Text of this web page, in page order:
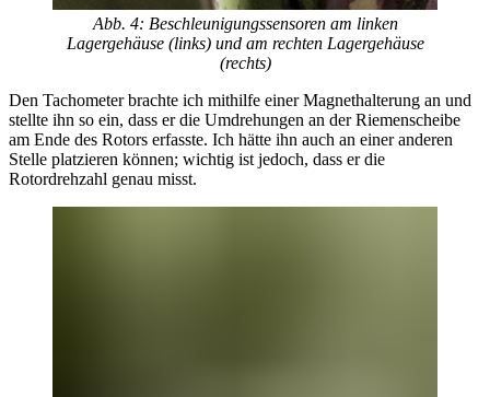
Abb. 4: Beschleunigungssensoren am linken
Lagergehäuse (links) und am rechten Lagergehäuse
(rechts)
Den Tachometer brachte ich mithilfe einer Magnethalterung an und
stellte ihn so ein, dass er die Umdrehungen an der Riemenscheibe
am Ende des Rotors erfasste. Ich hätte ihn auch an einer anderen
Stelle platzieren können; wichtig ist jedoch, dass er die
Rotordrehzahl genau misst.